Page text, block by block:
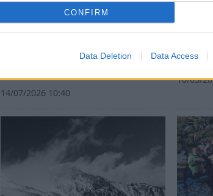
CONFIRM
Data Deletion Data Access
Ορειβατικός Σύλλογος
ανάβαση στον Προφήτη Ηλία
14/07/2026 10:40
από
10/03/